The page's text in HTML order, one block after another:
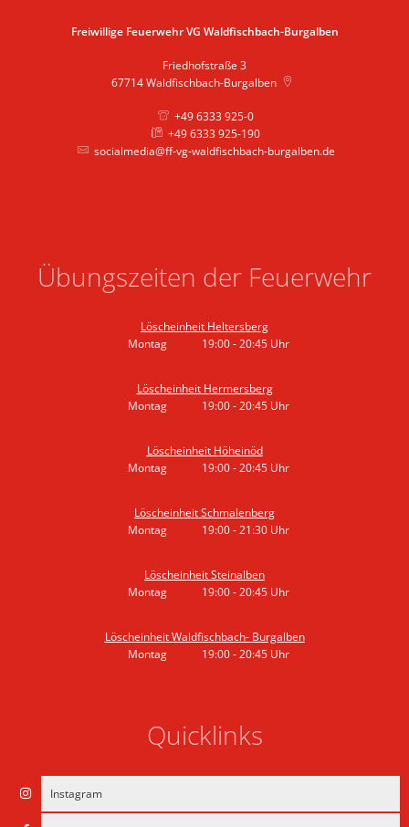
Freiwillige Feuerwehr VG Waldfischbach-Burgalben
Friedhofstraße 3
67714 Waldfischbach-Burgalben
+49 6333 925-0
+49 6333 925-190
socialmedia@ff-vg-waldfischbach-burgalben.de
Übungszeiten der Feuerwehr
Löscheinheit Heltersberg
Montag
19:00-20:45 Uhr
Löscheinheit Hermersberg
Montag
19:00-20:45 Uhr
Löscheinheit Höheinöd
Montag
19:00-20:45 Uhr
Löscheinheit Schmalenberg
Montag
19:00-21:30 Uhr
Löscheinheit Steinalben
Montag
19:00-20:45 Uhr
Löscheinheit Waldfischbach- Burgalben
Montag
19:00-20:45 Uhr
Quicklinks
Instagram